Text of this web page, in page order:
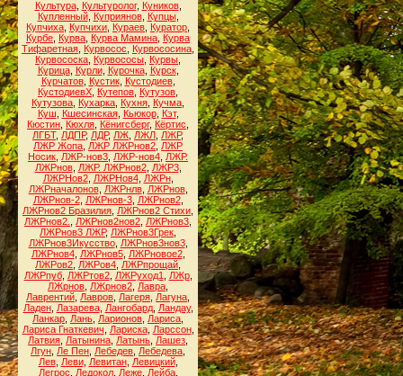
Культура, Культуролог, Куников,
Купленный, Куприянов, Купцы,
Купчиха Купчихи Кураев Куратор
Курбе Курва Курва Мамина Курва
Тифаретная Курвосос Курвососина
Курвососка Курвососы Курвы
Курица, Курли, Курочка, Курск,
Курчатов, Кустик, Кустодиев,
КустодиевХ Кутепов Кутузов
Кутузова Кухарка Кухня Кучма
Куш
Кшесинская, Кьюкор, Кэт,
Кюстин Кюхля Кёнигсберг, Кёртис
ЛГБТ, ЛДПР, ЛДР, ЛЖ ЛЖЛ ЛЖР,
ЛЖР Жопа ЛЖР ЛЖРнов2 ЛЖР
Носик ЛЖР-нов3 ЛЖР-нов4 ЛЖР.
ЛЖРнов, ЛЖР. ЛЖРнов2, ЛЖР3,
ЛЖРНов2, ЛЖРНов4, ЛЖРн,
ЛЖРначалонов, ЛЖРнлв, ЛЖРнов,
ЛЖРнов-2, ЛЖРнов-3, ЛЖРнов2,
ЛЖРнов2 Бразилия ЛЖРнов2 Стихи
ЛЖРнов2.
ЛЖРнов2нов2 ЛЖРнов3
ЛЖРнов3 ЛЖР, ЛЖРнов3Грек
ЛЖРнов3Икусство, ЛЖРнов3нов3,
ЛЖРнов4, ЛЖРнов5, ЛЖРновое2,
ЛЖРов2 ЛЖРов4 ЛЖРпрощай
ЛЖРпуб, ЛЖРтов2, ЛЖРуход1 ЛЖр,
ЛЖрнов ЛЖрнов2 Лавра
Лаврентий Лавров Лагеря Лагуна
Ладен, Лазарева, Лангобард, Ландау,
Ланкар Лань Ларионов Лариса
Лариса Гнаткевич
Лариска, Ларссон,
Латвия Латынина Латынь Лашез
Лгун Ле Пен Лебедев Лебедева
Лев, Леви, Левитан, Левицкий,
Легрос
Ледокол, Леже, Лейба,